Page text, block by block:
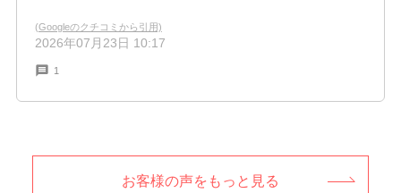
えも満足のいくものでした。
(Googleのクチコミから引用)
2026年07月23日 10:17
1
お客様の声をもっと見る